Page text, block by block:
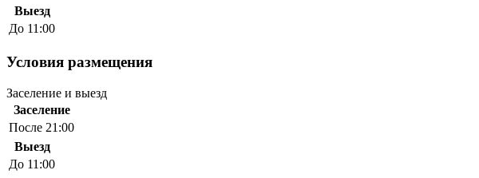
Выезд
До 11:00
Условия размещения
Заселение и выезд
Заселение
После 21:00
Выезд
До 11:00